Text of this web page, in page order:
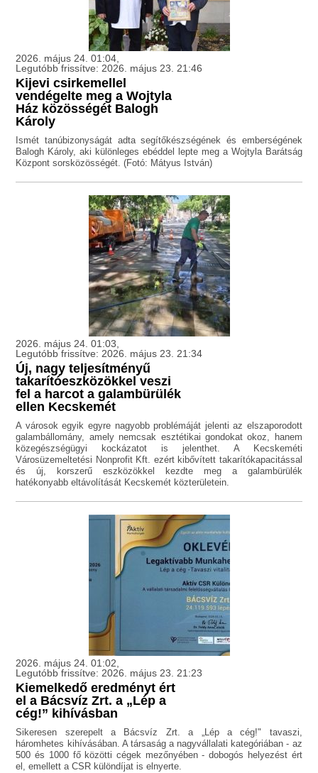
2026. május 24. 01:04,
Legutóbb frissítve: 2026. május 23. 21:46
Kijevi csirkemellel
vendégelte meg a Wojtyla
Ház közösségét Balogh
Károly
Ismét tanúbizonyságát adta segítőkészségének és emberségének
Balogh Károly, aki különleges ebéddel lepte meg a Wojtyla Barátság
Központ sorsközösségét. (Fotó: Mátyus István)
2026. május 24. 01:03,
Legutóbb frissítve: 2026. május 23. 21:34
Új, nagy teljesítményű
takarítóeszközökkel veszi
fel a harcot a galambürülék
ellen Kecskemét
A városok egyik egyre nagyobb problémáját jelenti az elszaporodott
galambállomány, amely nemcsak esztétikai gondokat okoz, hanem
közegészségügyi kockázatot is jelenthet. A Kecskeméti
Városüzemeltetési Nonprofit Kft. ezért kibővített takarítókapacitással
és új, korszerű eszközökkel kezdte meg a galambürülék
hatékonyabb eltávolítását Kecskemét közterületein.
2026. május 24. 01:02,
Legutóbb frissítve: 2026. május 23. 21:23
Kiemelkedő eredményt ért
el a Bácsvíz Zrt. a „Lép a
cég!” kihívásban
Sikeresen szerepelt a Bácsvíz Zrt. a „Lép a cég!" tavaszi,
háromhetes kihívásában. A társaság a nagyvállalati kategóriában - az
500 és 1000 fő közötti cégek mezőnyében - dobogós helyezést ért
el, emellett a CSR különdíjat is elnyerte.